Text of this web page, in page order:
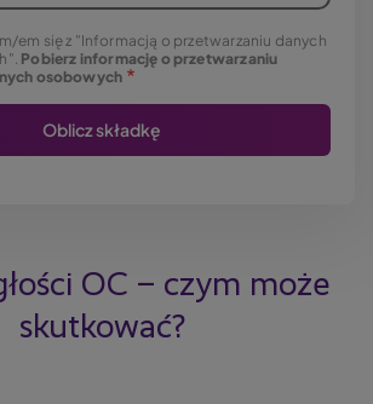
em się z "Informacją o przetwarzaniu danych
Pobierz informację o przetwarzaniu
osobowych
OC – czym może
skutkować?